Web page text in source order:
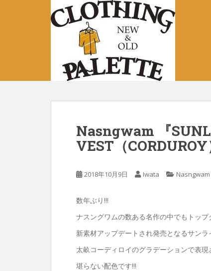
Nasngwam 『
VEST（CORDUROY
2018年10月9日 Iwata Nasngwam
数年ぶり!!!
ナスングワムの数ある名作の中でもトッ
新素材アップデートされ発売となるサンラ
太畝コーディロイのグラデーションで表現
堪らない配色です!!!